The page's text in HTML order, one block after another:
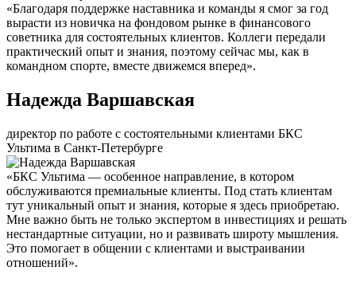
«Благодаря поддержке наставника и команды я смог за год
вырасти из новичка на фондовом рынке в финансового
советника для состоятельных клиентов. Коллеги передали
практический опыт и знания, поэтому сейчас мы, как в
командном спорте, вместе движемся вперед».
Надежда Варшавская
директор по работе с состоятельными клиентами БКС
Ультима в Санкт-Петербурге
«БКС Ультима — особенное направление, в котором
обслуживаются премиальные клиенты. Под стать клиентам
тут уникальный опыт и знания, которые я здесь приобретаю.
Мне важно быть не только экспертом в инвестициях и решать
нестандартные ситуации, но и развивать широту мышления.
Это помогает в общении с клиентами и выстраивании
отношений».